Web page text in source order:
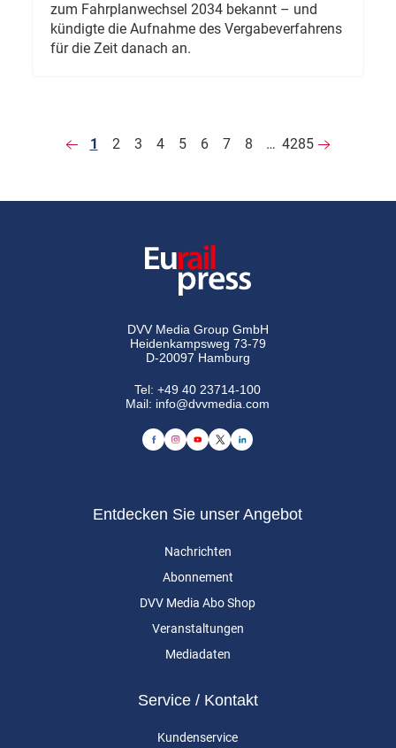
zum Fahrplanwechsel 2034 bekannt – und
kündigte die Aufnahme des Vergabeverfahrens
für die Zeit danach an.
1 2 3 4 5 6 7 8 … 4285
DVV Media Group GmbH
Heidenkampsweg 73-79
D-20097 Hamburg
Tel:+49 40 23714-100
Mail: info@dvvmedia.com
Entdecken Sie unser Angebot
Nachrichten
Abonnement
DVV Media Abo Shop
Veranstaltungen
Mediadaten
Service / Kontakt
Kundenservice